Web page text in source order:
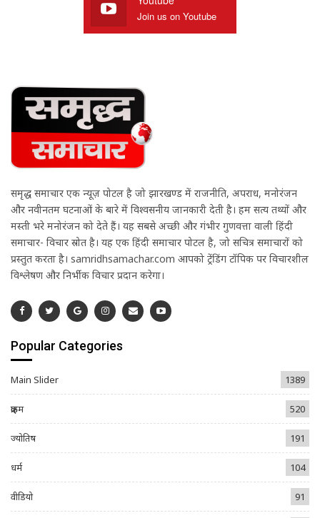
Join us on Youtube
समृद्ध समाचार एक न्यूज़ पोर्टल है जो झारखण्ड में राजनीति, अपराध, मनोरंजन
और नवीनतम घटनाओं के बारे में विश्वसनीय जानकारी देती है। हम सत्य तथ्यों और
मस्ती भरे मनोरंजन को देते हैं। यह सबसे अच्छी और गंभीर गुणवत्ता वाली हिंदी
समाचार- विचार स्रोत है। यह एक हिंदी समाचार पोर्टल है, जो सचित्र समाचारों को
प्रस्तुत करता है। samridhsamachar.com आपको ट्रेंडिंग टॉपिक पर विचारशील
विश्लेषण और निर्भीक विचार प्रदान करेगा।
Popular Categories
Main Slider 1389
क्राइम 520
ज्योतिष 191
धर्म 104
वीडियो 91